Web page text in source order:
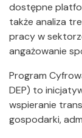
dostępne
także analiza
pracy w
angażowanie
Program
DEP) to
wspieranie
gospodarki,